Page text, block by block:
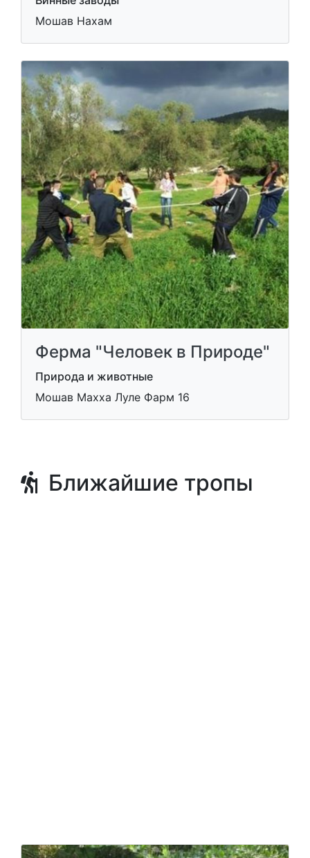
Мошав Нахам
Ферма "Человек в Природе"
Природа и животные
Мошав Махха Луле Фарм 16
Ближайшие тропы